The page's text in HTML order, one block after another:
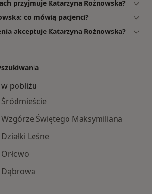
przyjmuje Katarzyna Rożnowska?
co mówią pacjenci?
akceptuje Katarzyna Rożnowska?
pobliżu
Świętego Maksymiliana
Leśne